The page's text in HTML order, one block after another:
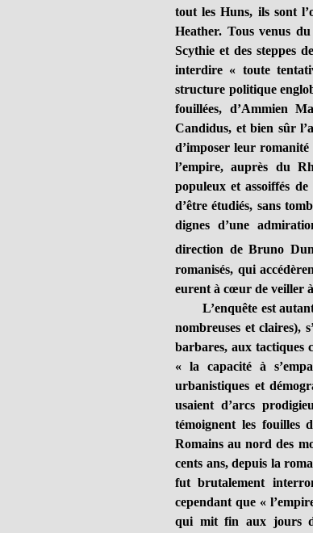
tout les Huns, ils sont
Heather. Tous venus
Scythie et des steppes
interdire « toute
structure politique
fouillées, d’Ammien
Candidus, et bien sûr
d’imposer leur
l’empire, auprès du
populeux et assoiffés
d’être étudiés, sans
dignes d’une
direction de Bruno
romanisés, qui
eurent à cœur de veiller
L’enquête est autant
nombreuses et claires),
barbares, aux tactiques
« la capacité à
urbanistiques et
usaient d’arcs
témoignent les fouilles
Romains au nord des
cents ans, depuis la
fut brutalement
cependant que «
qui mit fin aux jours